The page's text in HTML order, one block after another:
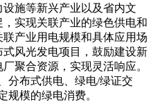
施等新兴产业以及省内文
实现关联产业的绿色供电和
产业用电规模和具体应用场
风光发电项目，鼓励建设新
聚合资源，实现灵活响应。
分布式供电、绿电/绿证交
规模的绿电消费。